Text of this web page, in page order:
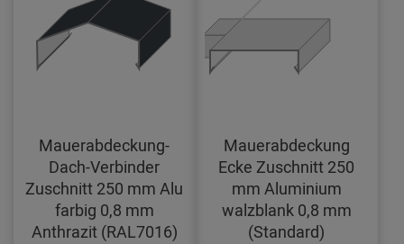
Mauerabdeckung-
Dach-Verbinder
Zuschnitt 250 mm Alu
farbig 0,8 mm
Anthrazit (RAL7016)
Mauerabdeckung
Ecke Zuschnitt 250
mm Aluminium
walzblank 0,8 mm
(Standard)